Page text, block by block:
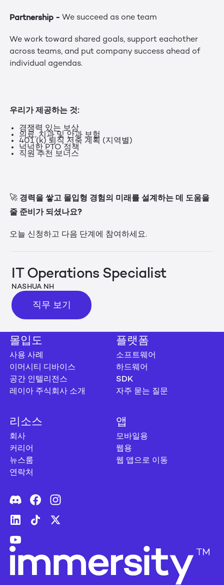
Partnership - We succeed as one team
We work toward shared goals, support eachother
across teams, and put company success ahead of
individual agendas.
우리가 제공하는 것:
경쟁력 있는 보상
의료, 치과 및 안과 보험
401 (k) 퇴직 저축 계획 (지역별)
넉넉한 PTO 정책
직원 추천 보너스
🚀 경력을 쌓고 몰입형 경험의 미래를 설계하는 데 도움을
줄 준비가 되셨나요?
오늘 신청하고 다음 단계에 참여하세요.
IT Operations Specialist
NASHUA NH
직무 보기
직무 보기
몰입도
사용 사례
이머시티 디바이스
공간 인텔리전스
레이아 주식회사 소개
플랫폼
소프트웨어
하드웨어
SDK
자주 묻는 질문
리소스
회사
커리어
뉴스룸
연락처
앱
모바일용
웹용
웹 앱으로 이동